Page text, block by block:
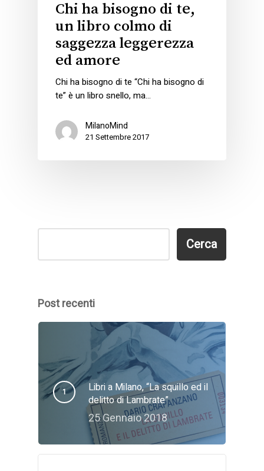
Chi ha bisogno di te,
un libro colmo di
saggezza leggerezza
ed amore
Chi ha bisogno di te “Chi ha bisogno di
te” è un libro snello, ma…
MilanoMind
21 Settembre 2017
Cerca
Post recenti
Libri a Milano, “La squillo ed il
delitto di Lambrate”
25 Gennaio 2018